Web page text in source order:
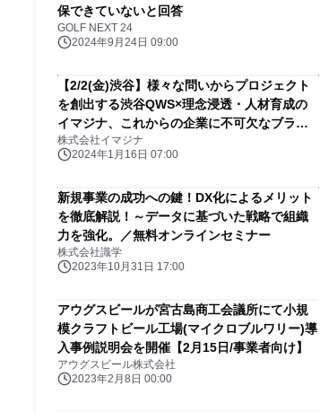
保できていないと回答
GOLF NEXT 24
2024年9月24日 09:00
【2/2(金)渋谷】様々な問いからプロジェクト
を創出する渋谷QWS×理念浸透・人材育成の
イマジナ、これからの企業に不可欠なブラン
ディングを学ぶセミナーを開催
株式会社イマジナ
2024年1月16日 07:00
新規事業の成功への鍵！DX化によるメリット
を徹底解説！～データに基づいた戦略で組織
力を強化。／無料オンラインセミナー
株式会社識学
2023年10月31日 17:00
アウグスビールが宮古島商工会議所にて小規
模クラフトビール工場(マイクロブルワリー)導
入事例説明会を開催【2月15日/事業者向け】
アウグスビール株式会社
2023年2月8日 00:00